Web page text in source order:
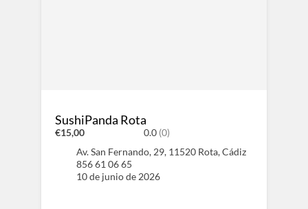
SushiPanda Rota
€15,00 0.0 (0)
Av. San Fernando, 29, 11520 Rota, Cádiz
856 61 06 65
10 de junio de 2026